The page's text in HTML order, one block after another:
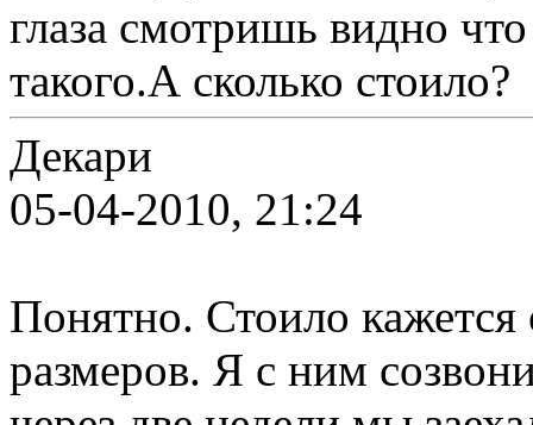
глаза смотришь видно
такого.А сколько стоило?
Декари
05-04-2010, 21:24
Понятно. Стоило кажется
размеров. Я с ним